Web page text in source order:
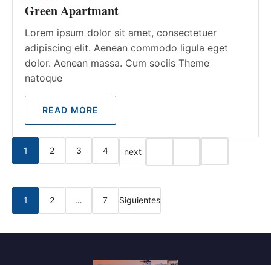
Green Apartmant
Lorem ipsum dolor sit amet, consectetuer
adipiscing elit. Aenean commodo ligula eget
dolor. Aenean massa. Cum sociis Theme
natoque
READ MORE
1 2 3 4 next
Navegación de entradas
1 2 … 7 Siguientes